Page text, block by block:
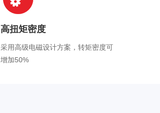
高扭矩密度
采用高级电磁设计方案，转矩密度可
增加50%